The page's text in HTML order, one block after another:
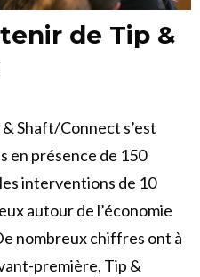
de Tip &
Shaft/Connect s’est
en présence de 150
interventions de 10
autour de l’économie
nombreux chiffres ont à
première, Tip &